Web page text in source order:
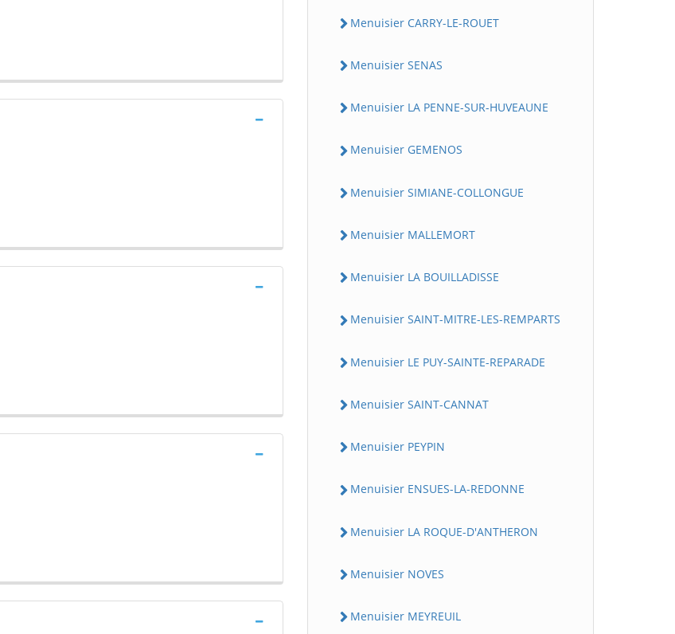
Menuisier CARRY-LE-ROUET
Menuisier SENAS
Menuisier LA PENNE-SUR-HUVEAUNE
Menuisier GEMENOS
Menuisier SIMIANE-COLLONGUE
Menuisier MALLEMORT
Menuisier LA BOUILLADISSE
Menuisier SAINT-MITRE-LES-REMPARTS
Menuisier LE PUY-SAINTE-REPARADE
Menuisier SAINT-CANNAT
Menuisier PEYPIN
Menuisier ENSUES-LA-REDONNE
Menuisier LA ROQUE-D'ANTHERON
Menuisier NOVES
Menuisier MEYREUIL